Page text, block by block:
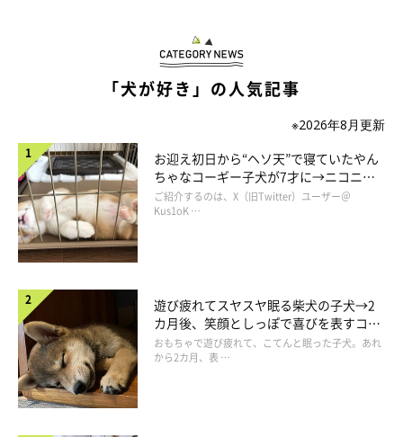
@boku_ponchan
娘さんが帰ってこないことにしょんぼりと落ち込んでいたぽんち
ゃんでしたが、翌日の夕方に娘さんが帰宅すると大はしゃぎ。
玄関の扉が開くとともに「ワオーン！」と遠吠えのように叫び、
帰宅したお姉ちゃんに大喜びで飛びついていたそうです。その後
は、一緒に追いかけっこをして楽しんだぽんちゃんなのでした。
関連記事:
「犬が好き」の人気記事
※2026年8月更新
お迎え初日から“ヘソ天”で寝ていたやん
ちゃなコーギー子犬が7才に→ニコニ
コ“コーギースマイル”が魅力のコに成
長！
ご紹介するのは、X（旧Twitter）ユーザー＠
Kus1oK …
遊び疲れてスヤスヤ眠る柴犬の子犬→2
カ月後、笑顔としっぽで喜びを表すコに
成長！
おもちゃで遊び疲れて、こてんと眠った子犬。あれ
から2カ月、表 …